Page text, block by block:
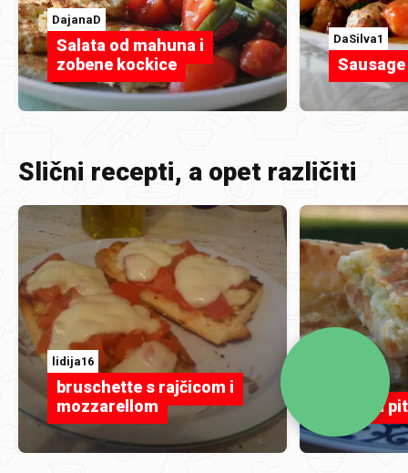
DajanaD
Salata od mahuna i
zobene kockice
DaSilva1
Slični recepti, a opet različiti
lidija16
bruschette s rajčicom i
mozzarellom
Dječja